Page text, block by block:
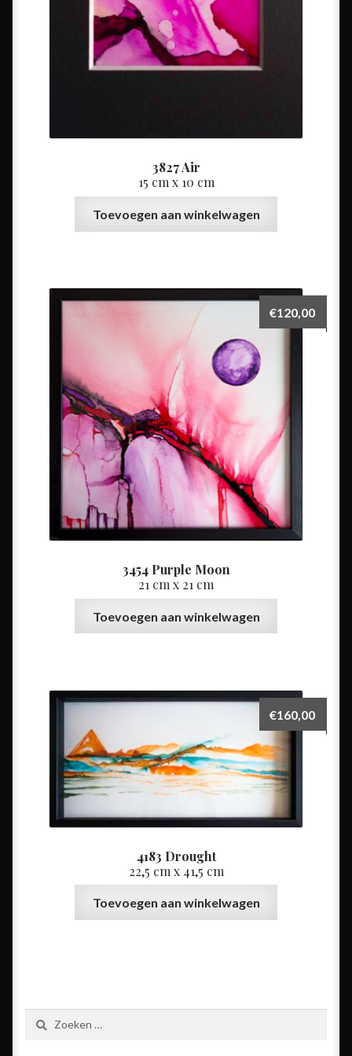
3827 Air
15 cm x 10 cm
Toevoegen aan winkelwagen
3454 Purple Moon
21 cm x 21 cm
€120,00
Toevoegen aan winkelwagen
4183 Drought
22,5 cm x 41,5 cm
€160,00
Toevoegen aan winkelwagen
Zoeken
naar: